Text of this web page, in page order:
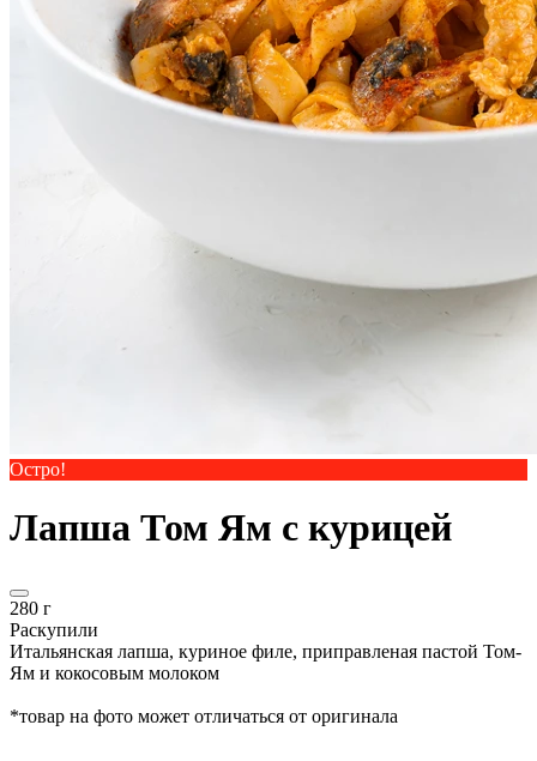
Остро!
Лапша Том Ям с курицей
280 г
Раскупили
Итальянская лапша, куриное филе, приправленая пастой Том-
Ям и кокосовым молоком
*товар на фото может отличаться от оригинала